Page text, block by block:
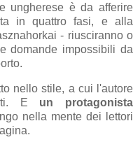
ungherese è da afferire
in quattro fasi, e alla
- riusciranno o
domande impossibili da
nello stile, a cui l'autore
E un protagonista
nella mente dei lettori